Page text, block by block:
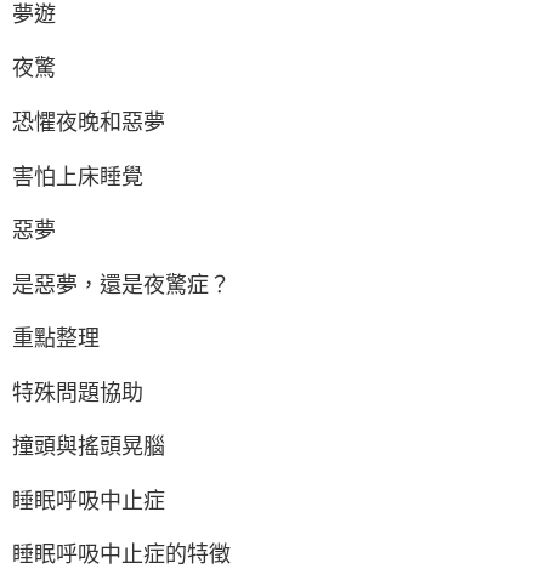
夢遊
夜驚
恐懼夜晚和惡夢
害怕上床睡覺
惡夢
是惡夢，還是夜驚症？
重點整理
特殊問題協助
撞頭與搖頭晃腦
睡眠呼吸中止症
睡眠呼吸中止症的特徵